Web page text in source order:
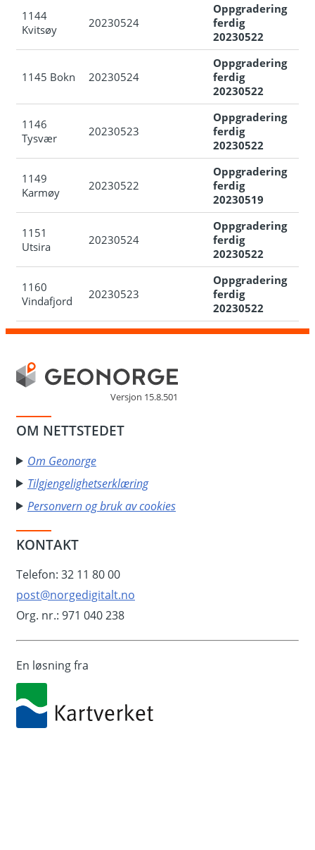
1144
Kvitsøy
20230524
Oppgradering
ferdig
20230522
1145 Bokn 20230524
Oppgradering
ferdig
20230522
1146
Tysvær
20230523
Oppgradering
ferdig
20230522
1149
Karmøy
20230522
Oppgradering
ferdig
20230519
1151
Utsira
20230524
Oppgradering
ferdig
20230522
1160
Vindafjord
20230523
Oppgradering
ferdig
20230522